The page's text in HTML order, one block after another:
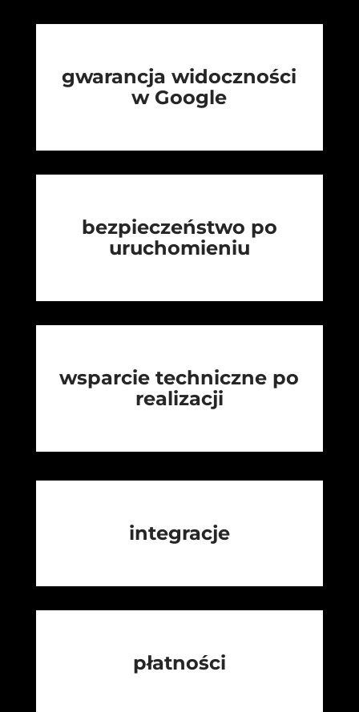
gwarancja widoczności
w Google
bezpieczeństwo po
uruchomieniu
wsparcie techniczne po
realizacji
integracje
płatności